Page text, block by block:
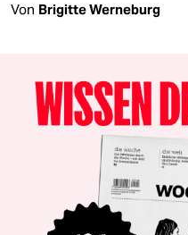
Von Brigitte Werneburg